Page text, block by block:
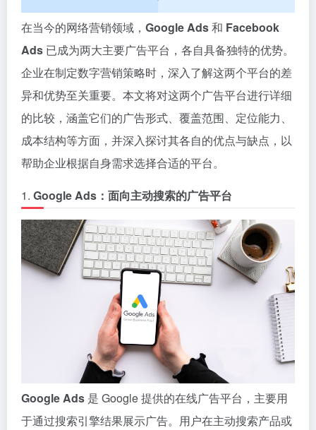
在当今的网络营销领域， Google Ads和 Facebook
Ads 已成为两大主要广告平台，各自具备独特的优势。
企业在制定数字营销策略时，深入了解这两个平台的差
异和优势至关重要。本文将对这两个广告平台进行详细
的比较，涵盖它们的广告形式、覆盖范围、定位能力、
成本结构等方面，并深入探讨其各自的优点与缺点，以
帮助企业根据自身需求选择合适的平台。
1. Google Ads：面向主动搜索的广告平台
Google Ads 是 Google 提供的在线广告平台，主要用
于通过搜索引擎结果展示广告。用户在主动搜索产品或